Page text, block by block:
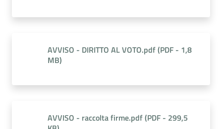
AVVISO - DIRITTO AL VOTO.pdf(PDF - 1,8
MB)
AVVISO - raccolta firme.pdf(PDF - 299,5